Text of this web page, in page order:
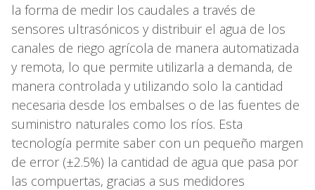
la forma de medir los caudales a través de
sensores ultrasónicos y distribuir el agua de los
canales de riego agrícola de manera automatizada
y remota, lo que permite utilizarla a demanda, de
manera controlada y utilizando solo la cantidad
necesaria desde los embalses o de las fuentes de
suministro naturales como los ríos. Esta
tecnología permite saber con un pequeño margen
de error (±2.5%) la cantidad de agua que pasa por
las compuertas, gracias a sus medidores